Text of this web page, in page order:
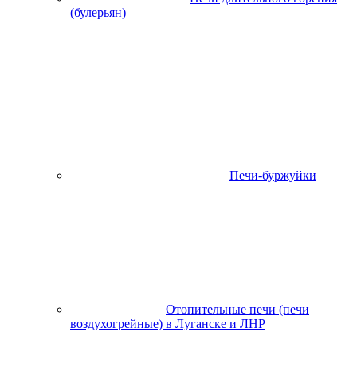
(булерьян)
Печи-буржуйки
Отопительные печи (печи
воздухогрейные) в Луганске и ЛНР